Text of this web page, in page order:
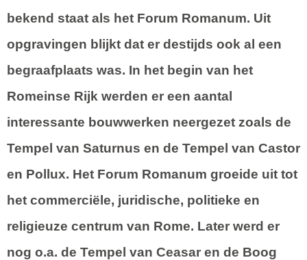
bekend staat als het Forum Romanum. Uit
opgravingen blijkt dat er destijds ook al een
begraafplaats was. In het begin van het
Romeinse Rijk werden er een aantal
interessante bouwwerken neergezet zoals de
Tempel van Saturnus en de Tempel van Castor
en Pollux. Het Forum Romanum groeide uit tot
het commerciële, juridische, politieke en
religieuze centrum van Rome. Later werd er
nog o.a. de Tempel van Ceasar en de Boog